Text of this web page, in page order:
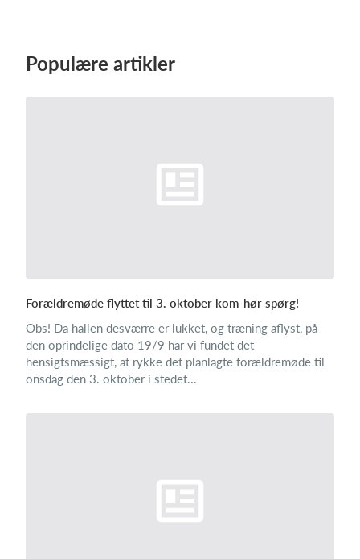
Populære artikler
Forældremøde flyttet til 3. oktober kom-hør spørg!
Obs! Da hallen desværre er lukket, og træning aflyst, på
den oprindelige dato 19/9 har vi fundet det
hensigtsmæssigt, at rykke det planlagte forældremøde til
onsdag den 3. oktober i stedet...